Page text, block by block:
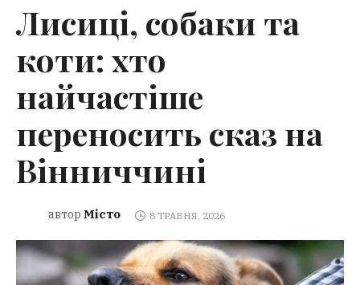
Лисиці, собаки та
коти: хто
найчастіше
переносить сказ на
Вінниччині
автор Місто 8 ТРАВНЯ, 2026